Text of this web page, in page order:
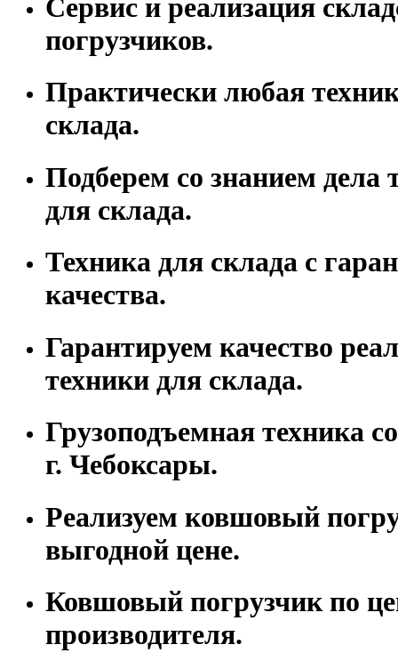
Сервис и реализация
погрузчиков.
Практически любая
склада.
Подберем со знанием дела
для склада.
Техника для склада с
качества.
Гарантируем качество
техники для склада.
Грузоподъемная техника
г. Чебоксары.
Реализуем ковшовый
выгодной цене.
Ковшовый погрузчик по
производителя.